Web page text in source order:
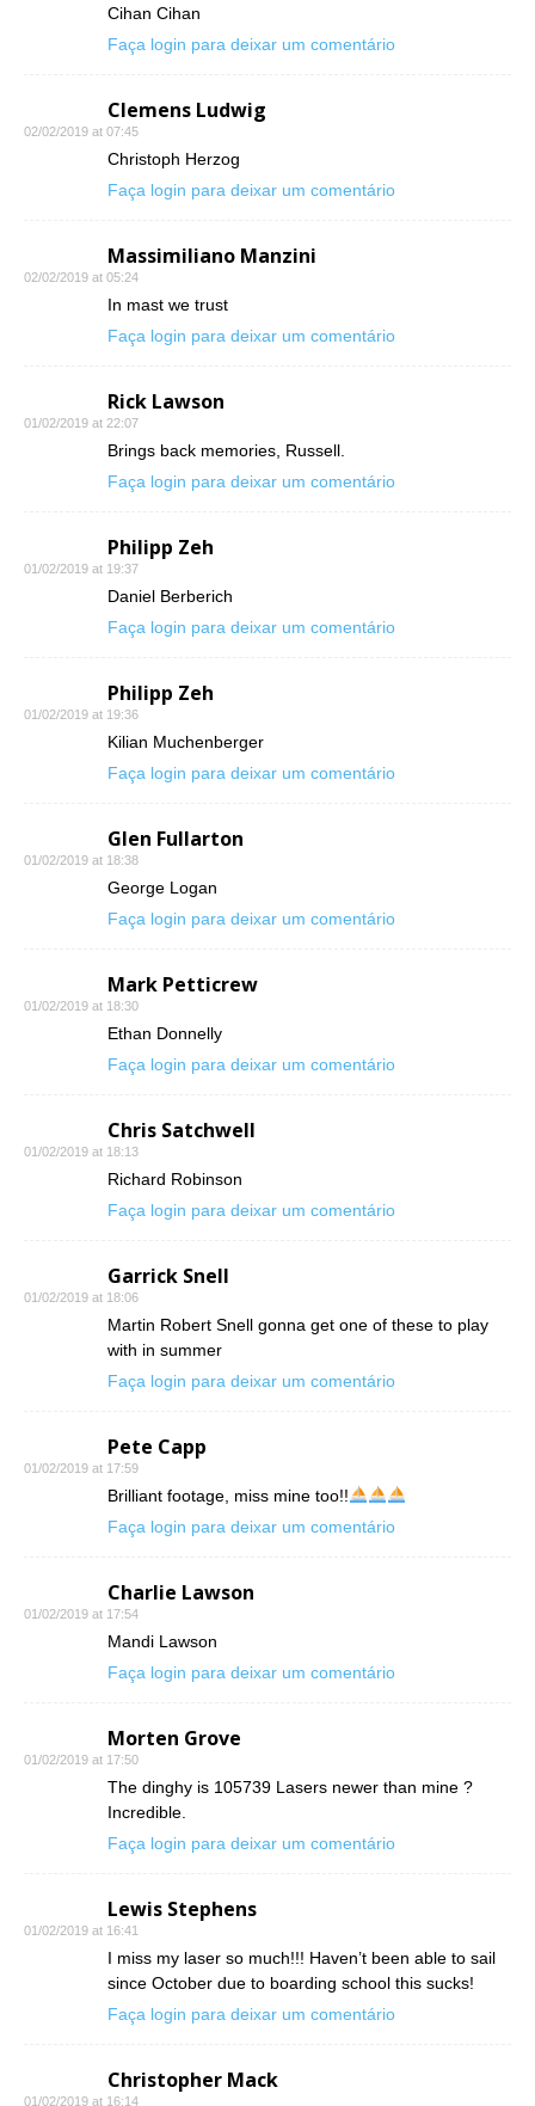
Cihan Cihan
Faça login para deixar um comentário
Clemens Ludwig
02/02/2019 at 07:45
Christoph Herzog
Faça login para deixar um comentário
Massimiliano Manzini
02/02/2019 at 05:24
In mast we trust
Faça login para deixar um comentário
Rick Lawson
01/02/2019 at 22:07
Brings back memories, Russell.
Faça login para deixar um comentário
Philipp Zeh
01/02/2019 at 19:37
Daniel Berberich
Faça login para deixar um comentário
Philipp Zeh
01/02/2019 at 19:36
Kilian Muchenberger
Faça login para deixar um comentário
Glen Fullarton
01/02/2019 at 18:38
George Logan
Faça login para deixar um comentário
Mark Petticrew
01/02/2019 at 18:30
Ethan Donnelly
Faça login para deixar um comentário
Chris Satchwell
01/02/2019 at 18:13
Richard Robinson
Faça login para deixar um comentário
Garrick Snell
01/02/2019 at 18:06
Martin Robert Snell gonna get one of these to play
with in summer
Faça login para deixar um comentário
Pete Capp
01/02/2019 at 17:59
Brilliant footage, miss mine too!!
Faça login para deixar um comentário
Charlie Lawson
01/02/2019 at 17:54
Mandi Lawson
Faça login para deixar um comentário
Morten Grove
01/02/2019 at 17:50
The dinghy is 105739 Lasers newer than mine ?
Incredible.
Faça login para deixar um comentário
Lewis Stephens
01/02/2019 at 16:41
I miss my laser so much!!! Haven’t been able to sail
since October due to boarding school this sucks!
Faça login para deixar um comentário
Christopher Mack
01/02/2019 at 16:14